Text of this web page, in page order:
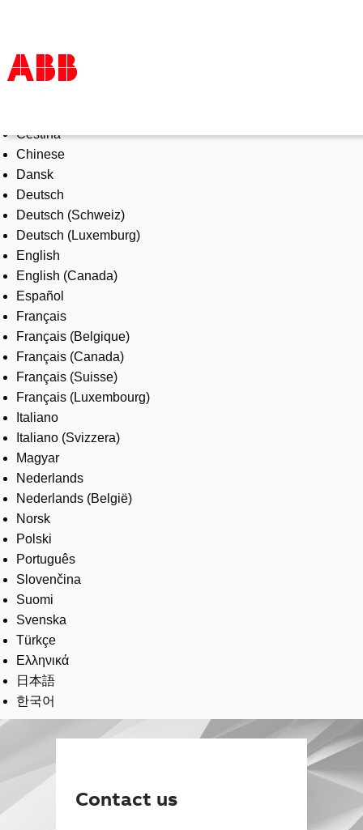
Products & Solutions
Industries
Services
About us
Where to buy
Contact us
Careers
Čeština
Chinese
Dansk
Deutsch
Deutsch (Schweiz)
Deutsch (Luxemburg)
English
English (Canada)
Español
Français
Français (Belgique)
Français (Canada)
Français (Suisse)
Français (Luxembourg)
Italiano
Italiano (Svizzera)
Magyar
Nederlands
Nederlands (België)
Norsk
Polski
Português
Slovenčina
Suomi
Svenska
Türkçe
Ελληνικά
日本語
한국어
Contact us